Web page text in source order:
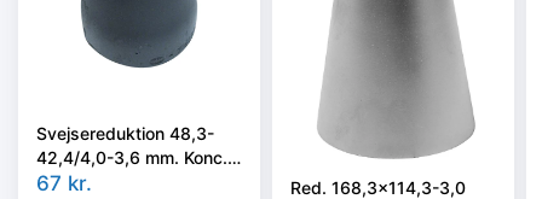
Svejsereduktion 48,3-
42,4/4,0-3,6 mm. Konc.
Kval. P235GH, EN 10253-
67 kr.
Red. 168,3x114,3-3,0